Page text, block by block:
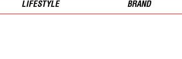
LIFESTYLE BRAND